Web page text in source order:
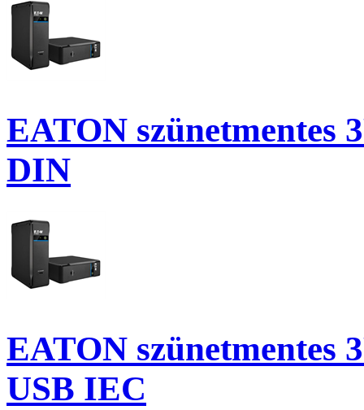
EATON szünetmentes
DIN
EATON szünetmentes
USB IEC